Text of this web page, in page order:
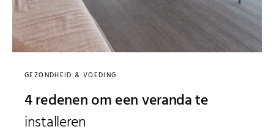
GEZONDHEID & VOEDING
4 redenen om een veranda te
installeren